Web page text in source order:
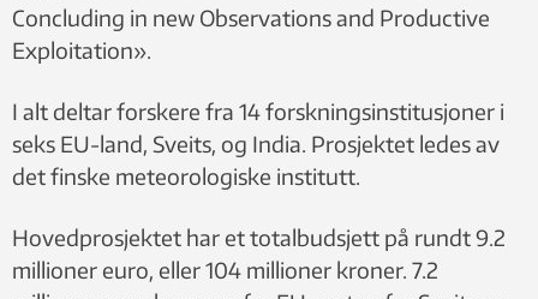
Concluding in new Observations and Productive
Exploitation».
I alt deltar forskere fra 14 forskningsinstitusjoner i
seks EU-land, Sveits, og India. Prosjektet ledes av
det finske meteorologiske institutt.
Hovedprosjektet har et totalbudsjett på rundt 9.2
millioner euro, eller 104 millioner kroner. 7.2